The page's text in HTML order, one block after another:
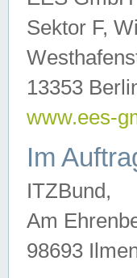
Sektor F,
13353
www.ees-
Im
ITZBund,
Am
98693